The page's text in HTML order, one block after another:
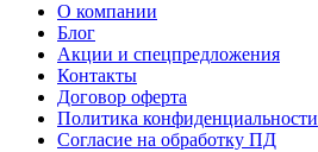
О компании
Блог
Акции и спецпредложения
Контакты
Договор оферта
Политика конфиденциальности
Согласие на обработку ПД